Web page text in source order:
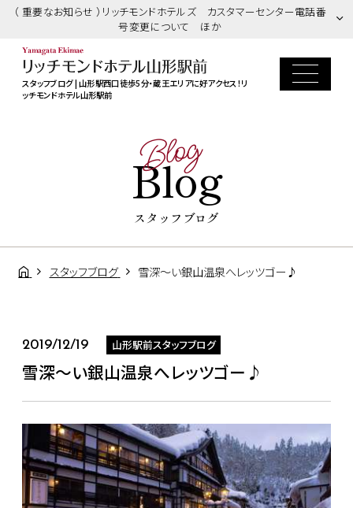
（ 重要なお知らせ ）リッチモンドホテルズ カスタマーセンター電話番
号変更について ほか
スタッフブログ | 山形駅西口徒歩5分・蔵王エリアに好アクセス！リ
ッチモンドホテル山形駅前
Blog
Blog
スタッフブログ
スタッフブログ 雪深～い銀山温泉へレッツゴー♪
2019/12/19 山形駅前スタッフブログ
雪深～い銀山温泉へレッツゴー♪